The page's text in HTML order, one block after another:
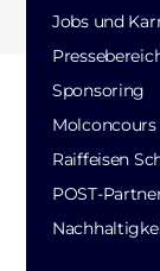
Jobs und
Sponsoring
Molconcours
Raiffeisen
POST-